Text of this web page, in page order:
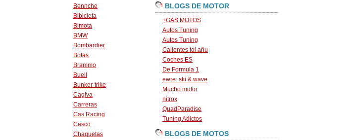
Bennche
Bibicleta
Bimota
BMW
Bombardier
Botas
Brammo
Buell
Bunker-trike
Cagiva
Carreras
Cas Racing
Casco
Chaquetas
BLOGS DE MOTOR
+GAS MOTOS
Autos Tuning
Autos Tuning
Calientes tol añu
Coches ES
De Formula 1
ewre: ski & wave
Mucho motor
nitrox
QuadParadise
Tuning Adictos
BLOGS DE MOTOS